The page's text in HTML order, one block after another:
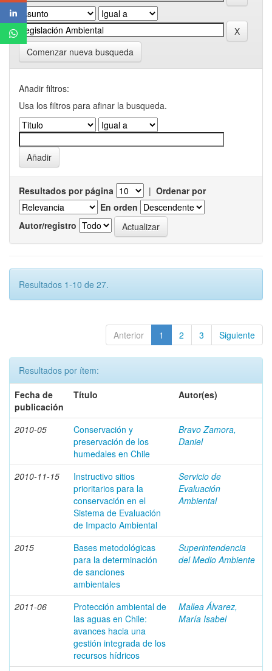
Comenzar nueva busqueda
Añadir filtros:
Usa los filtros para afinar la busqueda.
Resultados por página | Ordenar por
En orden
Autor/registro
Resultados 1-10 de 27.
Anterior 1 2 3 Siguiente
Resultados por ítem:
Fecha de
publicación
Título Autor(es)
2010-05
Conservación y
preservación de los
humedales en Chile
Bravo Zamora,
Daniel
2010-11-15
Instructivo sitios
prioritarios para la
conservación en el
Sistema de Evaluación
de Impacto Ambiental
Servicio de
Evaluación
Ambiental
2015
Bases metodológicas
para la determinación
de sanciones
ambientales
Superintendencia
del Medio Ambiente
2011-06
Protección ambiental de
las aguas en Chile:
avances hacia una
gestión integrada de los
recursos hídricos
Mallea Álvarez,
María Isabel